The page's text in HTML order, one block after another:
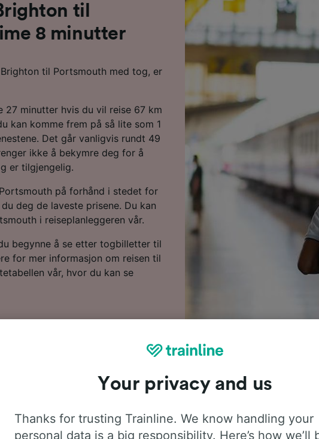
til
8 minutter
til Portsmouth med tog, er
27 minutter hvis du vil reise 67 km
kan komme frem på så lite som 1
Det går vanligvis rundt 49
ikke å bekymre deg for å
er tilgjengelig.
på forhånd i stedet for
deg de laveste prisene. Du kan
i reiseplanleggeren vår.
begynne å se etter togbilletter til
for mer informasjon om reisen til
vår, hvor du kan se
Informasjon om reisen
Your privacy and us
Thanks for trusting Trainline. We know handling your
personal data is a big responsibility. Here’s how we’ll